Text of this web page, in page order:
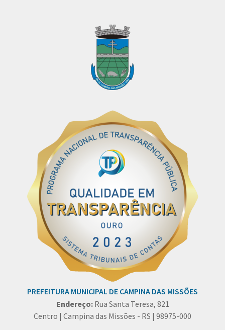
PREFEITURA MUNICIPAL DE CAMPINA DAS MISSÕES
Endereço: Rua Santa Teresa, 821
Centro | Campina das Missões - RS | 98975-000